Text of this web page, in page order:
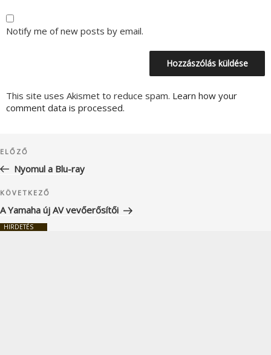
Notify me of new posts by email.
This site uses Akismet to reduce spam. Learn how your
comment data is processed.
navigáció
Korábbi
bejegyzés
ELŐZŐ
Nyomul a Blu-ray
Következő
bejegyzés
KÖVETKEZŐ
A Yamaha új AV vevőerősítői
HIRDETÉS